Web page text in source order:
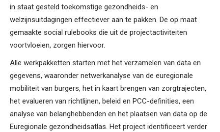
in staat gesteld toekomstige gezondheids- en
welzijnsuitdagingen effectiever aan te pakken. De op maat
gemaakte social rulebooks die uit de projectactiviteiten
voortvloeien, zorgen hiervoor.
Alle werkpakketten starten met het verzamelen van data en
gegevens, waaronder netwerkanalyse van de euregionale
mobiliteit van burgers, het in kaart brengen van zorgtrajecten,
het evalueren van richtlijnen, beleid en PCC-definities, een
analyse van belanghebbenden en het plaatsen van data op de
Euregionale gezondheidsatlas. Het project identificeert verder